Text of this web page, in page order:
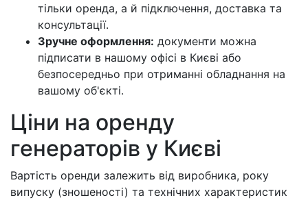
тільки оренда, а й підключення, доставка та
консультації.
Зручне оформлення: документи можна
підписати в нашому офісі в Києві або
безпосередньо при отриманні обладнання на
вашому об'єкті.
Ціни на оренду
генераторів у Києві
Вартість оренди залежить від виробника, року
випуску (зношеності) та технічних характеристик